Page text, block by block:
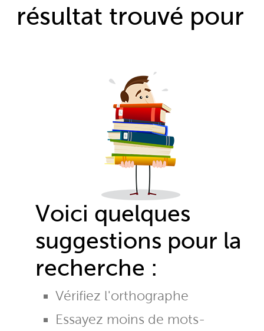
résultat trouvé pour
Voici quelques
suggestions pour la
recherche :
Vérifiez l'orthographe
Essayez moins de mots-